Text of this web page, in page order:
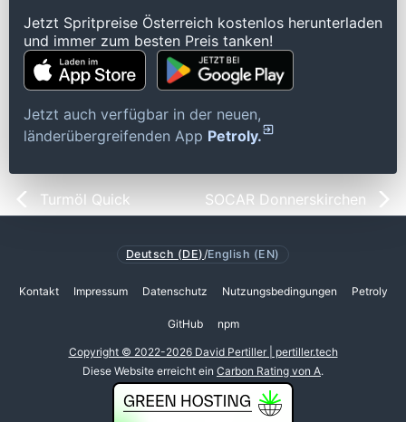
Jetzt Spritpreise Österreich kostenlos herunterladen
und immer zum besten Preis tanken!
Jetzt auch verfügbar in der neuen,
länderübergreifenden App Petroly.
Turmöl Quick SOCAR Donnerskirchen
Deutsch (DE)/English (EN)
Kontakt Impressum Datenschutz Nutzungsbedingungen Petroly
GitHub npm
Copyright © 2022-2026 David Pertiller | pertiller.tech
Diese Website erreicht ein Carbon Rating von A.